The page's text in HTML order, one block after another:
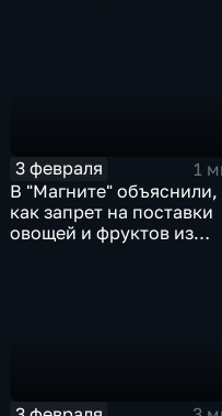
3 февраля
1
В "Магните" объяснили,
как запрет на поставки
овощей и фруктов из